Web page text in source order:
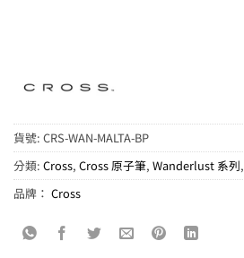
貨號: CRS-WAN-MALTA-BP
分類: Cross, Cross 原子筆, Wanderlust 系列,
品牌： Cross